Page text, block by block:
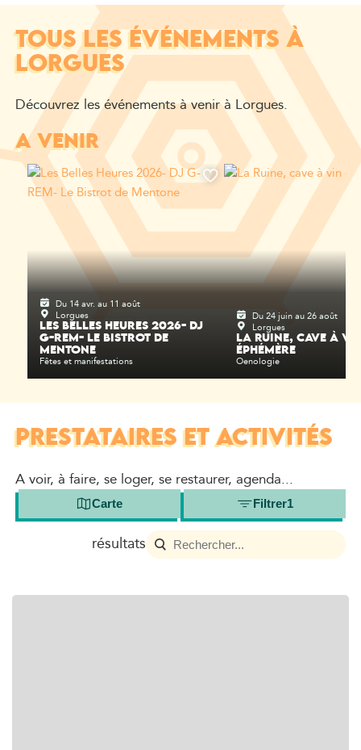
TOUS LES ÉVÉNEMENTS À
LORGUES
Découvrez les événements à venir à Lorgues.
A VENIR
Du 14 avr. au 11 août
Lorgues
LES BELLES HEURES 2026- DJ
G-REM- LE BISTROT DE
MENTONE
Fêtes et manifestations
Du 24 juin au 26 août
Lorgues
LA RUINE, CAVE À
ÉPHÉMÈRE
Oenologie
PRESTATAIRES ET ACTIVITÉS
A voir, à faire, se loger, se restaurer, agenda...
Carte Filtrer1
résultats